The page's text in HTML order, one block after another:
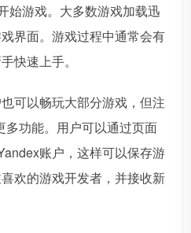
始游戏。大多数游戏加载迅
界面。游戏过程中通常会有
快速上手。
可以畅玩大部分游戏，但注
多功能。用户可以通过页面
账户，这样可以保存游
欢的游戏开发者，并接收新